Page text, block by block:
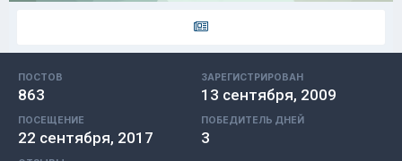
ПОСТОВ
863
ЗАРЕГИСТРИРОВАН
13 сентября, 2009
ПОСЕЩЕНИЕ
22 сентября, 2017
ПОБЕДИТЕЛЬ ДНЕЙ
3